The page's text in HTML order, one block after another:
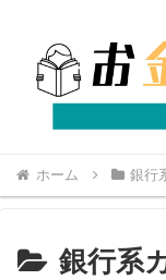
ホーム 銀行
銀行系